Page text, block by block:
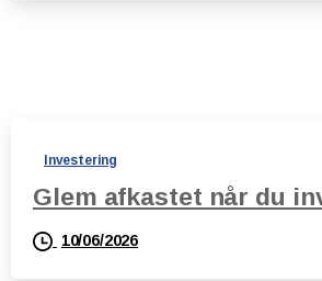
Investering
Glem afkastet når du
10/06/2026